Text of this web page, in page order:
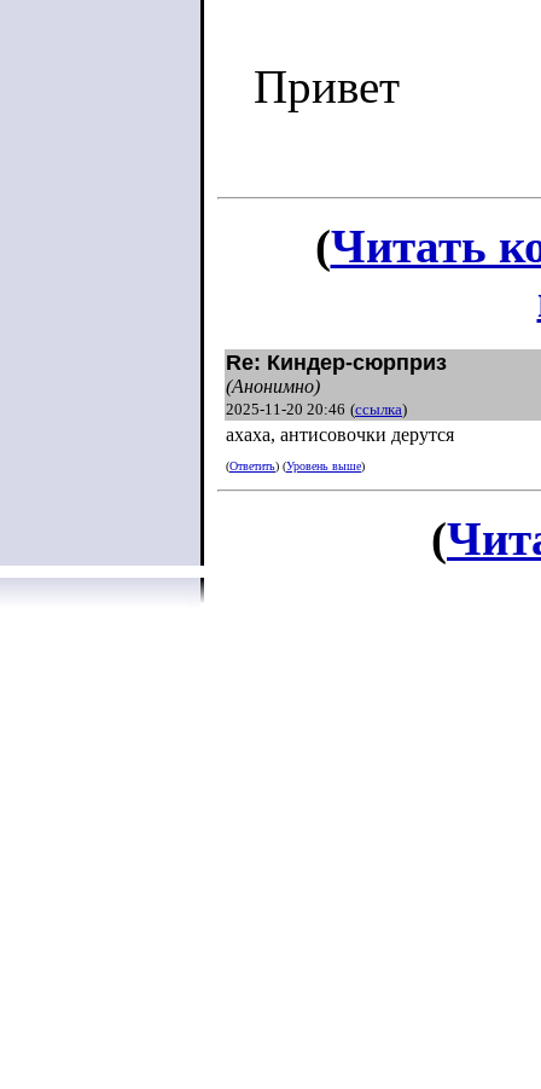
Привет
(Читать
Re: Киндер-сюрприз
(Анонимно)
2025-11-20 20:46 (ссылка)
ахаха, антисовочки дерутся
(Ответить) (Уровень выше)
(